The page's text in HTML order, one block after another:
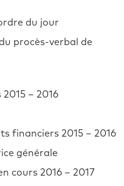
du jour
procès-verbal de
– 2016
financiers 2015 – 2016
générale
cours 2016 – 2017